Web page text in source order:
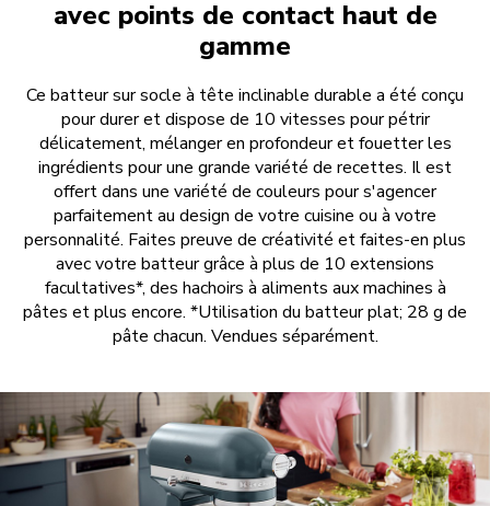
avec points de contact haut de
gamme
Ce batteur sur socle à tête inclinable durable a été conçu
pour durer et dispose de 10 vitesses pour pétrir
délicatement, mélanger en profondeur et fouetter les
ingrédients pour une grande variété de recettes. Il est
offert dans une variété de couleurs pour s'agencer
parfaitement au design de votre cuisine ou à votre
personnalité. Faites preuve de créativité et faites-en plus
avec votre batteur grâce à plus de 10 extensions
facultatives*, des hachoirs à aliments aux machines à
pâtes et plus encore. *Utilisation du batteur plat; 28 g de
pâte chacun. Vendues séparément.